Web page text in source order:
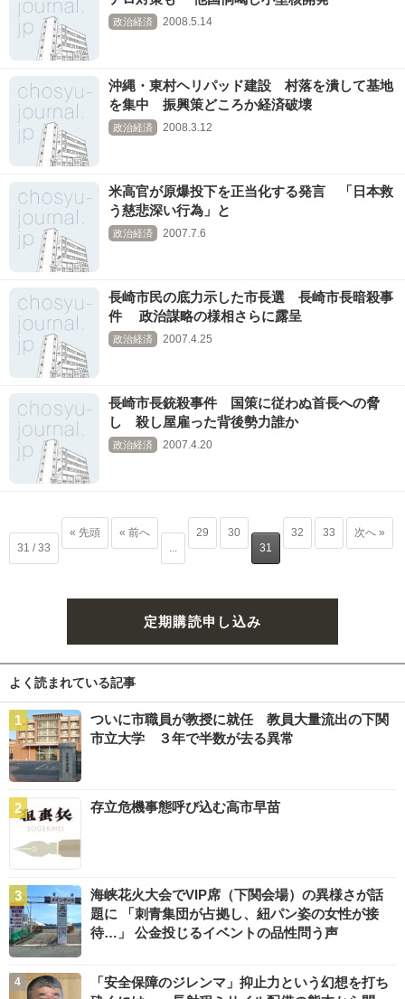
政治経済 2008.5.14
沖縄・東村ヘリパッド建設 村落を潰して基地
を集中 振興策どころか経済破壊
政治経済 2008.3.12
米高官が原爆投下を正当化する発言 「日本救
う慈悲深い行為」と
政治経済 2007.7.6
長崎市民の底力示した市長選 長崎市長暗殺事
件 政治謀略の様相さらに露呈
政治経済 2007.4.25
長崎市長銃殺事件 国策に従わぬ首長への脅
し 殺し屋雇った背後勢力誰か
政治経済 2007.4.20
31 / 33
« 先頭
« 前へ
29
30
31
32 33 次へ »
定期購読申し込み
よく読まれている記事
ついに市職員が教授に就任 教員大量流出の下関
市立大学 ３年で半数が去る異常
存立危機事態呼び込む高市早苗
海峡花火大会でVIP席（下関会場）の異様さが話
題に 「刺青集団が占拠し、紐パン姿の女性が接
待…」 公金投じるイベントの品性問う声
「安全保障のジレンマ」抑止力という幻想を打ち